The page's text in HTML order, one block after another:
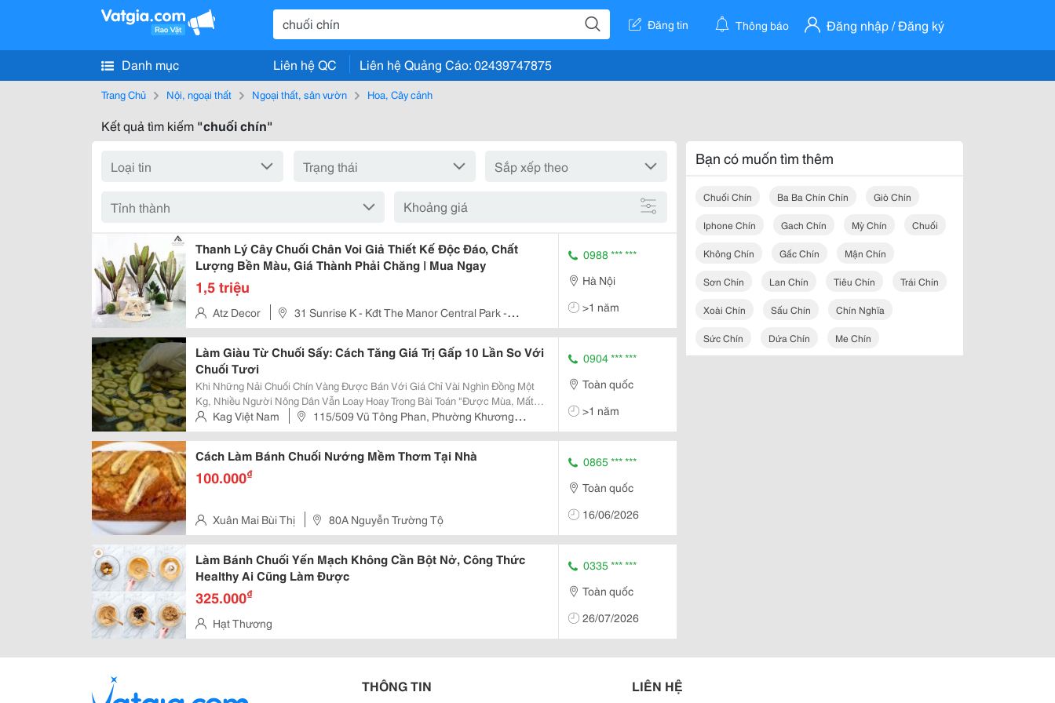
Đăng tin Thông báo Đăng nhập / Đăng ký
Danh mục Liên hệ QC Liên hệ Quảng Cáo: 02439747875
Trang Chủ Nội, ngoại thất Ngoại thất, sân vườn Hoa, Cây cảnh
Kết quả tìm kiếm "chuối chín"
Khoảng giá
Thanh Lý Cây Chuối Chân Voi Giả Thiết Kế Độc Đáo, Chất
Lượng Bền Màu, Giá Thành Phải Chăng | Mua Ngay
1,5 triệu
Atz Decor
31 Sunrise K - Kđt The Manor Central Park -
Hoàng Mai
0988 *** ***
Hà Nội
>1 năm
Làm Giàu Từ Chuối Sấy: Cách Tăng Giá Trị Gấp 10 Lần So Với
Chuối Tươi
Khi Những Nải Chuối Chín Vàng Được Bán Với Giá Chỉ Vài Nghìn Đồng Một
Kg, Nhiều Người Nông Dân Vẫn Loay Hoay Trong Bài Toán "Được Mùa, Mất
Giá". Nhưng Nếu Thay Đổi Tư Duy, Xem Quả Chuối Không Phải Là Điểm Cuối
Mà Là Điểm Khởi Đầu Của Một Chuỗi Giá...
Kag Việt Nam
115/509 Vũ Tông Phan, Phường Khương
Đình, Quận Thanh Xuân, Tp Hà Nội.
0904 *** ***
Toàn quốc
>1 năm
Cách Làm Bánh Chuối Nướng Mềm Thơm Tại Nhà
100.000₫
Xuân Mai Bùi Thị 80A Nguyễn Trường Tộ
0865 *** ***
Toàn quốc
16/06/2026
Làm Bánh Chuối Yến Mạch Không Cần Bột Nở, Công Thức
Healthy Ai Cũng Làm Được
325.000₫
Hạt Thương
0335 *** ***
Toàn quốc
26/07/2026
Bạn có muốn tìm thêm
Chuối Chín Ba Ba Chín Chín Giò Chín
Iphone Chín Gach Chín Mỳ Chín Chuối
Không Chín Gấc Chín Mận Chín
Sơn Chín Lan Chín Tiêu Chín Trái Chín
Xoài Chín Sấu Chín Chín Nghĩa
Sức Chín Dứa Chín Me Chín
THÔNG TIN LIÊN HỆ